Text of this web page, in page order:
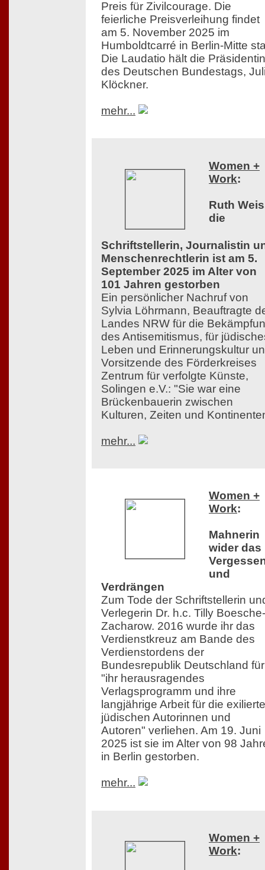
Preis für Zivilcourage. Die
feierliche Preisverleihung findet
am 5. November 2025 im
Humboldtcarré in Berlin-Mitte
Die Laudatio hält die Präsidentin
des Deutschen Bundestags,
Klöckner.
mehr...
Women +
Work:
Ruth
die
Schriftstellerin, Journalistin
Menschenrechtlerin ist am 5.
September 2025 im Alter von
101 Jahren gestorben
Ein persönlicher Nachruf von
Sylvia Löhrmann, Beauftragte
Landes NRW für die
des Antisemitismus, für
Leben und Erinnerungskultur
Vorsitzende des Förderkreises
Zentrum für verfolgte Künste,
Solingen e.V.: "Sie war eine
Brückenbauerin zwischen
Kulturen, Zeiten und
mehr...
Women +
Work:
Mahnerin
wider das
und
Verdrängen
Zum Tode der Schriftstellerin
Verlegerin Dr. h.c. Tilly Boesche-
Zacharow. 2016 wurde ihr das
Verdienstkreuz am Bande des
Verdienstordens der
Bundesrepublik Deutschland für
"ihr herausragendes
Verlagsprogramm und ihre
langjährige Arbeit für die
jüdischen Autorinnen und
Autoren" verliehen. Am 19. Juni
2025 ist sie im Alter von 98
in Berlin gestorben.
mehr...
Women +
Work: